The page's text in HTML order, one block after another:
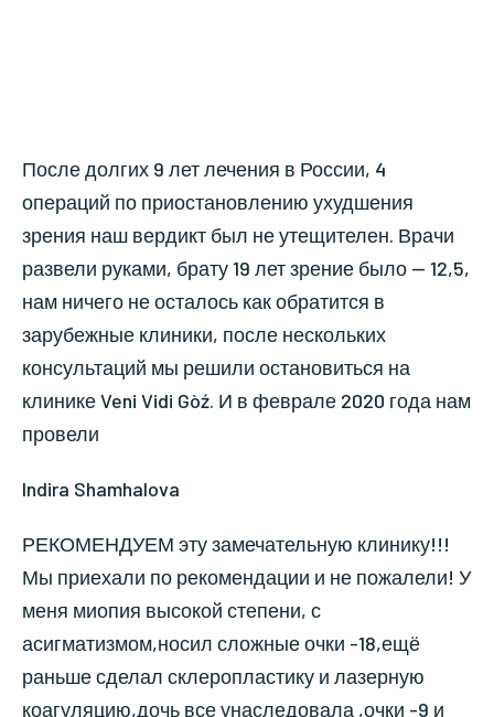
После долгих 9 лет лечения в России, 4
операций по приостановлению ухудшения
зрения наш вердикт был не утещителен. Врачи
развели руками, брату 19 лет зрение было — 12,5,
нам ничего не осталось как обратится в
зарубежные клиники, после нескольких
консультаций мы решили остановиться на
клинике Veni Vidi Gòź. И в феврале 2020 года нам
провели
Indira Shamhalova
РЕКОМЕНДУЕМ эту замечательную клинику!!!
Мы приехали по рекомендации и не пожалели! У
меня миопия высокой степени, с
асигматизмом,носил сложные очки -18,ещё
раньше сделал склеропластику и лазерную
коагуляцию,дочь все унаследовала ,очки -9 и